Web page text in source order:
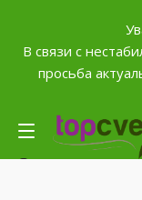
В связи с
просьба